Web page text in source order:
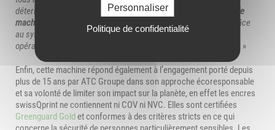
Personnaliser
Politique de confidentialité
déterminant dans notre choix estl’impact positif de cette nouvelle
machine pour la qualité de travail de nos équipes , notamment grâce
au système de robotisation ultra perfectionné qui permet à nos
opérateurs de se consacrer à d’autres travaux en toute sérénité.
»
Enfin, cette machine répond également à l’engagement porté depuis
plus de 15 ans par ATC Groupe dans son approche écoresponsable
et sa volonté de limiter son impact sur la planète, en effet les encres
swissQprint ne contiennent ni COV ni NVC. Elles sont certifiées
Greenguard Goldet conformes à des critères stricts en ce qui